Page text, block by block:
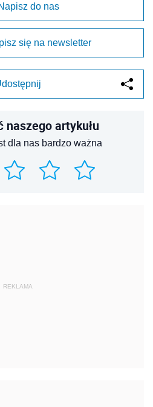
do nas
się na newsletter
naszego artykułu
dla nas bardzo ważna
REKLAMA